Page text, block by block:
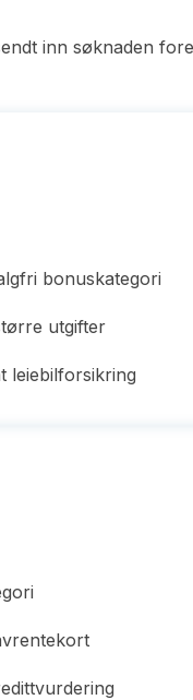
inn søknaden
bonuskategori
utgifter
leiebilforsikring